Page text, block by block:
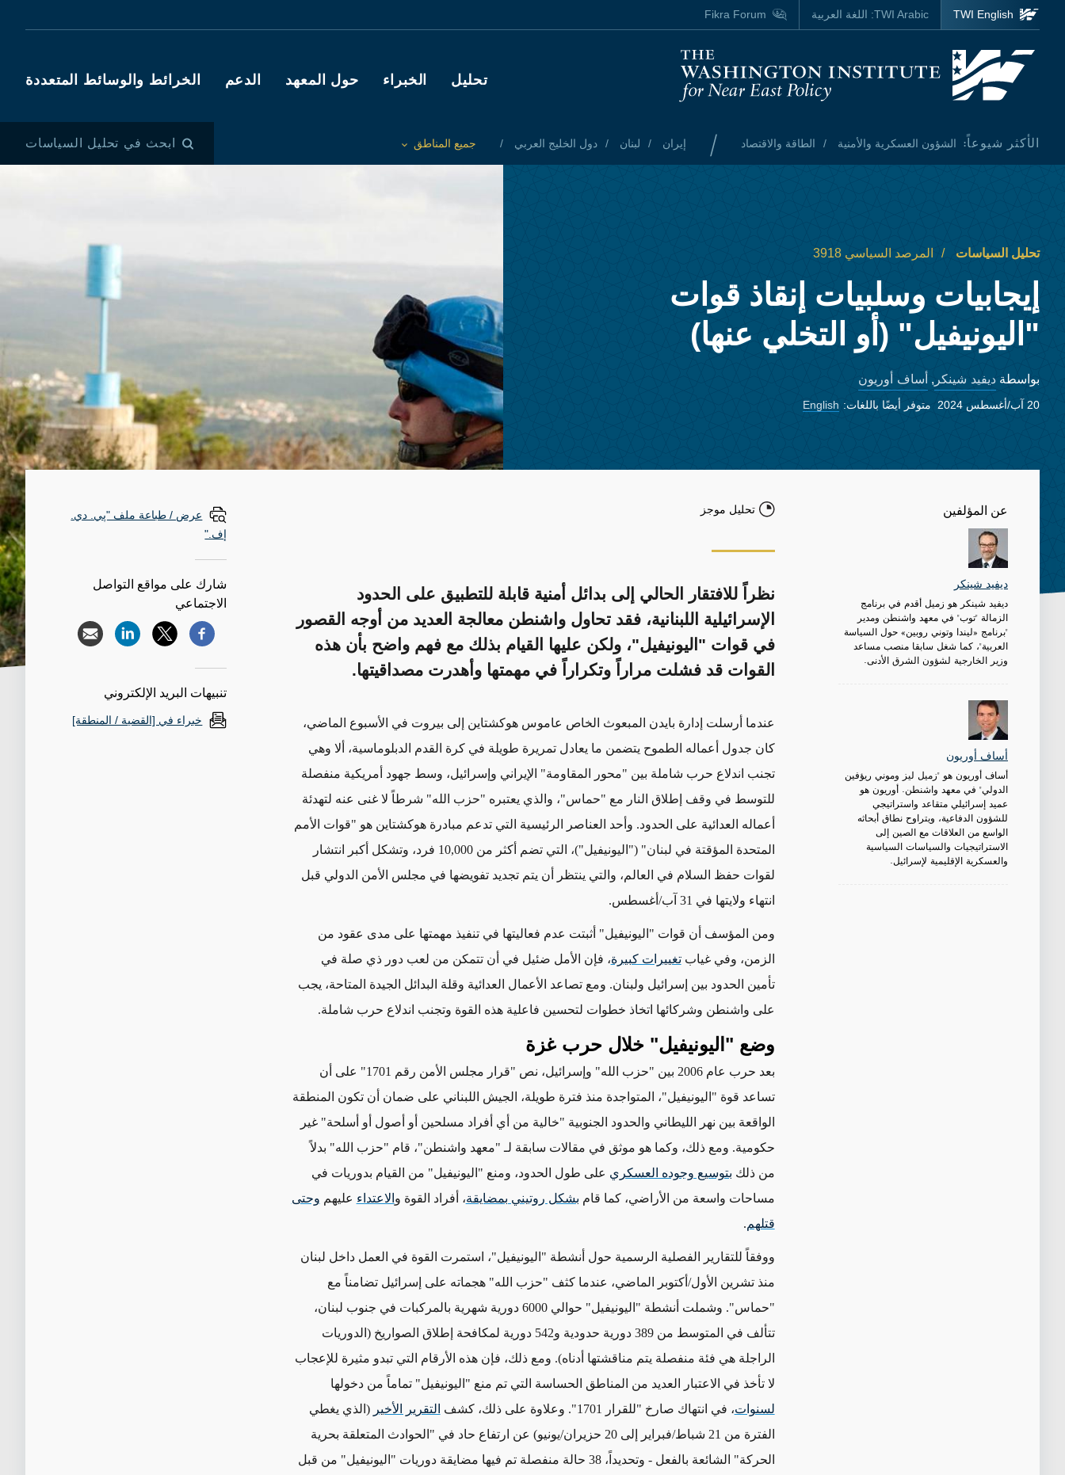
Skip to main content
Homepage
Main navigation
تحليل الخبراء حول المعهد الدعم الخرائط والوسائط المتعددة
الأكثر شيوعاً: الشؤون العسكرية والأمنية الطاقة والاقتصاد / إيران لبنان دول الخليج العربي
Toggle List of
جميع المناطق ابحث في تحليل السياسات
TWI English
TWI Arabic: اللغة العربية Fikra Forum
تحليل السياسات المرصد السياسي 3918
إيجابيات وسلبيات إنقاذ قوات
"اليونيفيل" (أو التخلي عنها)
بواسطة ديفيد شينكر, أساف أوريون
20 آب/أغسطس 2024 متوفر أيضًا باللغات: English
عن المؤلفين
ديفيد شينكر
ديفيد شينكر هو زميل أقدم في برنامج
الزمالة "توب" في معهد واشنطن ومدير
"برنامج «ليندا وتوني روبين» حول السياسة
العربية"، كما شغل سابقا منصب مساعد
وزير الخارجية لشؤون الشرق الأدنى.
أساف أوريون
أساف أوريون هو "زميل ليز وموني ريؤفين
الدولي" في معهد واشنطن. أوريون هو
عميد إسرائيلي متقاعد واستراتيجي
للشؤون الدفاعية، ويتراوح نطاق أبحاثه
الواسع من العلاقات مع الصين إلى
الاستراتيجيات والسياسات السياسية
والعسكرية الإقليمية لإسرائيل.
تحليل موجز
نظراً للافتقار الحالي إلى بدائل أمنية قابلة للتطبيق على الحدود
الإسرائيلية اللبنانية، فقد تحاول واشنطن معالجة العديد من أوجه القصور
في قوات "اليونيفيل"، ولكن عليها القيام بذلك مع فهم واضح بأن هذه
القوات قد فشلت مراراً وتكراراً في مهمتها وأهدرت مصداقيتها.
عندما أرسلت إدارة بايدن المبعوث الخاص عاموس هوكشتاين إلى بيروت في الأسبوع الماضي،
كان جدول أعماله الطموح يتضمن ما يعادل تمريرة طويلة في كرة القدم الدبلوماسية، ألا وهي
تجنب اندلاع حرب شاملة بين "محور المقاومة" الإيراني وإسرائيل، وسط جهود أمريكية منفصلة
للتوسط في وقف إطلاق النار مع "حماس"، والذي يعتبره "حزب الله" شرطاً لا غنى عنه لتهدئة
أعماله العدائية على الحدود. وأحد العناصر الرئيسية التي تدعم مبادرة هوكشتاين هو "قوات الأمم
المتحدة المؤقتة في لبنان" ("اليونيفيل")، التي تضم أكثر من 10,000 فرد، وتشكل أكبر انتشار
لقوات حفظ السلام في العالم، والتي ينتظر أن يتم تجديد تفويضها في مجلس الأمن الدولي قبل
انتهاء ولايتها في 31 آب/أغسطس
.
ومن المؤسف أن قوات "اليونيفيل" أثبتت عدم فعاليتها في تنفيذ مهمتها على مدى عقود من
الزمن، وفي غيابتغييرات كبيرة، فإن الأمل ضئيل في أن تتمكن من لعب دور ذي صلة في
تأمين الحدود بين إسرائيل ولبنان. ومع تصاعد الأعمال العدائية وقلة البدائل الجيدة المتاحة، يجب
على واشنطن وشركائها اتخاذ خطوات لتحسين فاعلية هذه القوة وتجنب اندلاع حرب شاملة.
وضع " اليونيفيل" خلال حرب غزة
بعد حرب عام 2006 بين "حزب الله" وإسرائيل، نص "قرار مجلس الأمن رقم 1701" على أن
تساعد قوة "اليونيفيل"، المتواجدة منذ فترة طويلة، الجيش اللبناني على ضمان أن تكون المنطقة
الواقعة بين نهر الليطاني والحدود الجنوبية "خالية من أي أفراد مسلحين أو أصول أو أسلحة" غير
حكومية. ومع ذلك، وكما هو موثق في مقالات سابقة لـ "معهد واشنطن"، قام "حزب الله" بدلاً
من ذلك بتوسيع وجوده العسكري على طول الحدود، ومنع "اليونيفيل" من القيام بدوريات في
مساحات واسعة من الأراضي، كما قام بشكل روتيني بمضايقة، أفراد القوة و الاعتداء عليهم وحتى
قتلهم.
ووفقاً للتقارير الفصلية الرسمية حول أنشطة "اليونيفيل"، استمرت القوة في العمل داخل لبنان
منذ تشرين الأول/أكتوبر الماضي، عندما كثف "حزب الله" هجماته على إسرائيل تضامناً مع
"حماس". وشملت أنشطة "اليونيفيل" حوالي 6000 دورية شهرية بالمركبات في جنوب لبنان،
تتألف في المتوسط ​​من 389 دورية حدودية و542 دورية لمكافحة إطلاق الصواريخ (الدوريات
الراجلة هي فئة منفصلة يتم مناقشتها أدناه). ومع ذلك، فإن هذه الأرقام التي تبدو مثيرة للإعجاب
لا تأخذ في الاعتبار العديد من المناطق الحساسة التي تم منع "اليونيفيل" تماماً من دخولها
لسنوات، في انتهاك صارخ "للقرار 1701". وعلاوة على ذلك، كشف التقرير الأخير (الذي يغطي
الفترة من 21 شباط/فبراير إلى 20 حزيران/يونيو) عن ارتفاع حاد في "الحوادث المتعلقة بحرية
الحركة" الشائعة بالفعل - وتحديداً، 38 حالة منفصلة تم فيها مضايقة دوريات "اليونيفيل" من قبل
عرض / طباعة ملف "پي. دي.
إف."
شارك على مواقع التواصل
الاجتماعي
تنبيهات البريد الإلكتروني
خبراء في [القضية / المنطقة]